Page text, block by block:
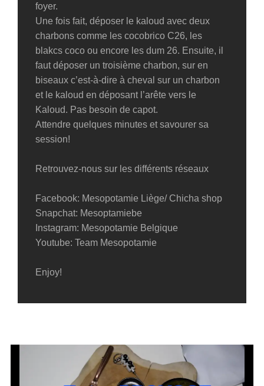
foyer.
Une fois fait, déposer le kaloud avec deux
charbons comme les cocobrico C26, les
blakcs coco ou encore les dum 26. Ensuite, il
faut déposer un troisième charbon, sur en
biseaux c’est-à-dire à cheval sur un charbon
et le kaloud en déposant l’arête vers le
Kaloud. Pas besoin de capot.
Attendre quelques minutes et savourer sa
session!
Retrouvez-nous sur les différents réseaux
Facebook: Mesopotamie Liège/ Chicha shop
Snapchat: Mesoptamiebe
Instagram: Mesopotamie Belgique
Youtube: Team Mesopotamie
Enjoy!